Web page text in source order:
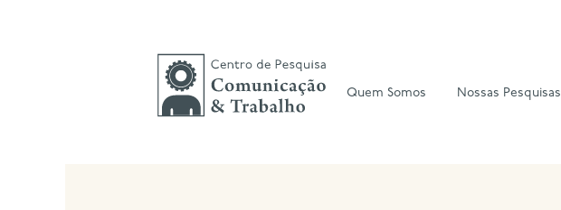
Quem Somos Nossas Pesquisas